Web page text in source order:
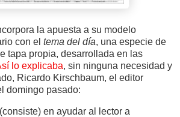
la apuesta a su modelo
con el tema del día, una especie de
tapa propia, desarrollada en las
lo explicaba, sin ninguna necesidad y
Ricardo Kirschbaum, el editor
domingo pasado:
en ayudar al lector a